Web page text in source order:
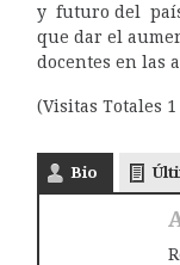
y futuro del país
que dar el
docentes en las
(Visitas Totales 1
Bio